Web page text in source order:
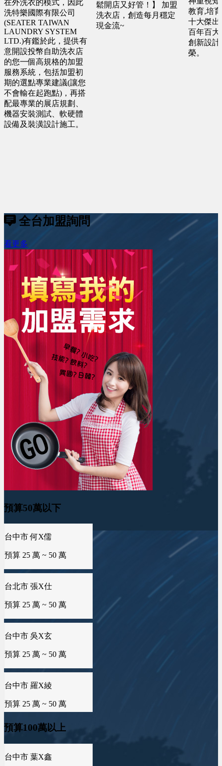
在外洗衣的模式，因此
洗特樂國際有限公司
(SEATER TAIWAN
LAUNDRY SYSTEM
LTD.)有鑑於此，提供有
意開設投幣自助洗衣店
的您一個高規格的加盟
服務系統，包括加盟初
期的選點專業建議(讓您
不會輸在起跑點)，再搭
配最專業的展店規劃、
機器安裝測試、軟硬體
設備及裝潢設計施工。
鬆開店又好管！】 加盟
洗衣店，創造每月穩定
現金流~
教育,培
十大傑出
百年百大
創新設計
榮。
全台加盟詢問
看更多
預算50萬以下
台北市 張X仕
預算 25 萬 ~ 50 萬
台中市 吳X玄
預算 25 萬 ~ 50 萬
台中市 羅X綾
預算 25 萬 ~ 50 萬
台南市 邱X羚
預算 25 萬 ~ 50 萬
新竹市 曾X莀
預算 25 萬 ~ 50 萬
預算100萬以上
桃園市 曾X蓮